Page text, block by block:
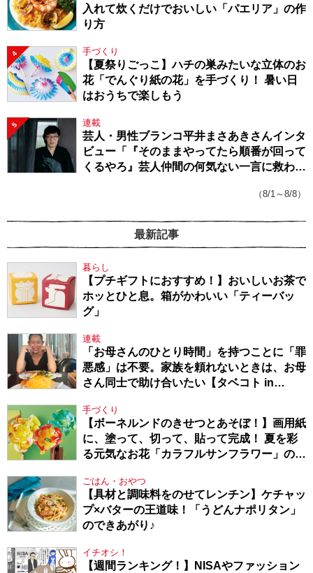
入れて炊くだけでおいしい「パエリア」の作
り方
4 手づくり
【夏祭りごっこ】ハチの巣みたいな立体のお
花「でんぐり紙の花」を手づくり！ 暑い日
はおうちで楽しもう
5 連載
芸人・男性ブランコ平井まさあきさんインタ
ビュー「『そのままやってたら順番が回って
くるやろ』芸人仲間の何気ない一言に救われ
（8/1～8/8）
最新記事
暮らし
【プチギフトにおすすめ！】おいしいお茶で
ホッとひと息。箱がかわいい「ティーバッ
グ」
連載
「お母さんのひとり時間」を持つことに「罪
悪感」は不要。家族を頼れないときは、お母
さん同士で助け合いたい【タベコト in
手づくり
【ボーネルンドのきせつとあそぼ！】画用紙
に、塗って、切って、貼って完成！ 夏を彩
る元気なお花「カラフルサンフラワー」の作
ごはん・おやつ
【具材と調味料をのせてレンチン】ケチャッ
プ×バターの王道味！「うどんナポリタン」
のできあがり♪
イチオシ！
【週間ランキング！】NISAやファッション